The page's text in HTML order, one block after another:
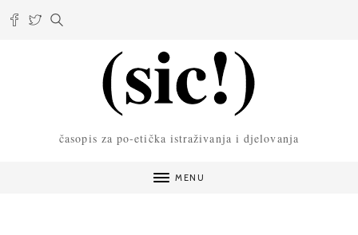
časopis za po-etička istraživanja i djelovanja
MENU